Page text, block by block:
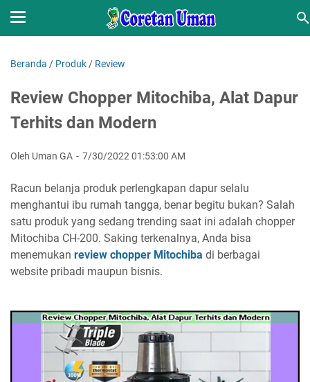
Beranda / Produk / Review
Review Chopper Mitochiba, Alat Dapur
Terhits dan Modern
Oleh Uman GA 7/30/2022 01:53:00 AM
Racun belanja produk perlengkapan dapur selalu
menghantui ibu rumah tangga, benar begitu bukan? Salah
satu produk yang sedang trending saat ini adalah chopper
Mitochiba CH-200. Saking terkenalnya, Anda bisa
menemukan review chopper Mitochiba di berbagai
website pribadi maupun bisnis.